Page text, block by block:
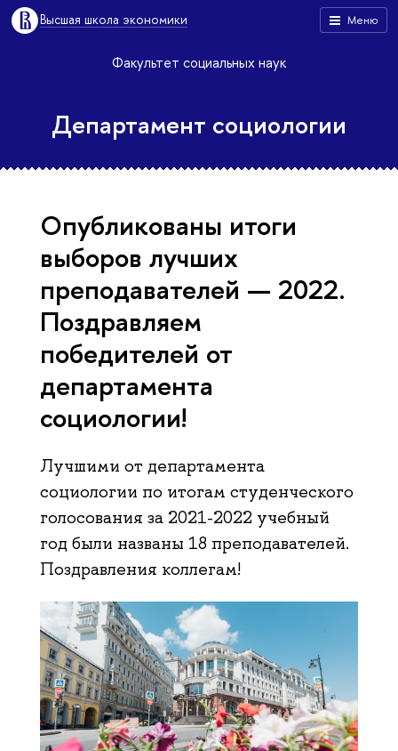
Меню
Высшая школа экономики
Факультет социальных наук
Департамент социологии
Опубликованы итоги
выборов лучших
преподавателей — 2022.
Поздравляем
победителей от
департамента
социологии!
Лучшими от департамента
социологии по итогам студенческого
голосования за 2021-2022 учебный
год были названы 18 преподавателей.
Поздравления коллегам!